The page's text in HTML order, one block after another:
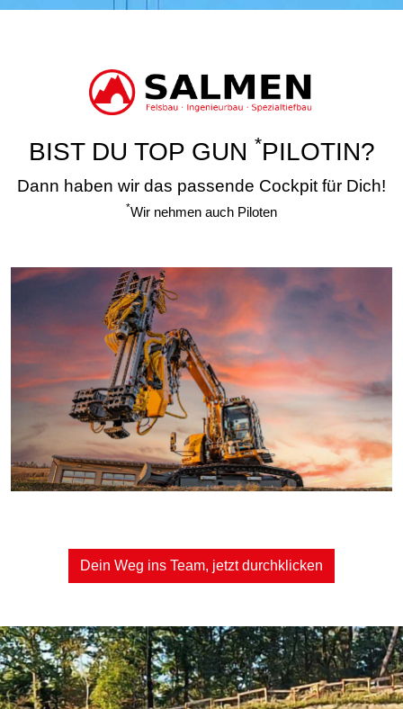
BIST DU TOP GUN *PILOTIN?
Dann haben wir das passende Cockpit für Dich!
*Wir nehmen auch Piloten
Dein Weg ins Team, jetzt durchklicken